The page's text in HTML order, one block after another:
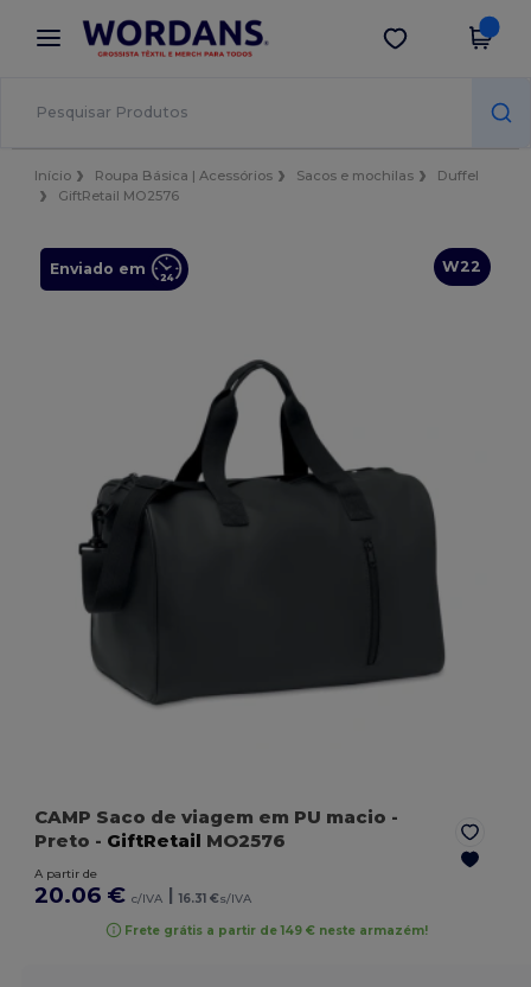
× App Wordans
Melhores preços na app!
Obter app
Início Roupa Básica | Acessórios Sacos e mochilas
Duffel
GiftRetail MO2576
W22
Enviado em
CAMP Saco de viagem em PU macio -
Preto - GiftRetail MO2576
A partir de
20.06 € c/IVA | 16.31 €s/IVA
Frete grátis a partir de 149 € neste armazém!